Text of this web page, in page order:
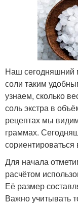
Наш сегодняшний
соли таким
узнаем, сколько
соль экстра в
рецептах мы
граммах.
Для начала
расчётом
Её размер
Важно учитывать